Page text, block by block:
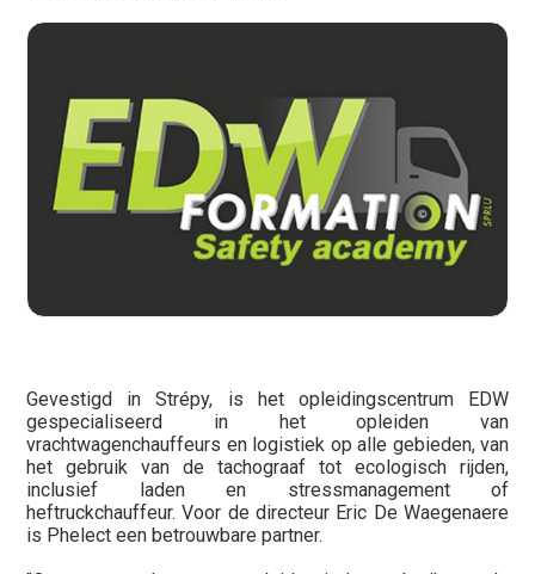
Gevestigd in Strépy, is het opleidingscentrum EDW
gespecialiseerd in het opleiden van
vrachtwagenchauffeurs en logistiek op alle gebieden, van
het gebruik van de tachograaf tot ecologisch rijden,
inclusief laden en stressmanagement of
heftruckchauffeur. Voor de directeur Eric De Waegenaere
is Phelect een betrouwbare partner.